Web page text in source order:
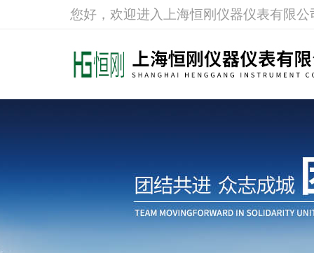
您好，欢迎进入上海恒刚仪器仪表有限公